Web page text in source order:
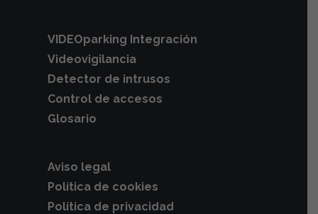
VIDEOparking Integración
Videovigilancia
Detector de intrusos
Control de accesos
Glosario
Aviso legal
Política de cookies
Política de privacidad